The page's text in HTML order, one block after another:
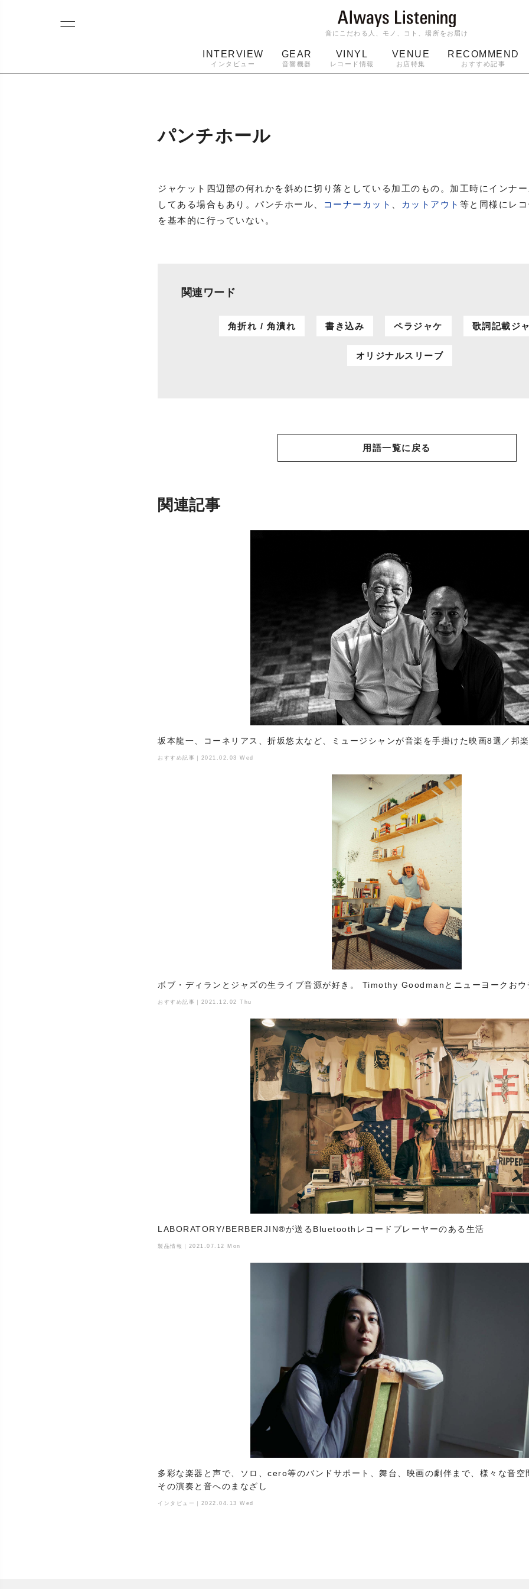
音にこだわる人、モノ、コト、場所をお届け
INTERVIEW
インタビュー
GEAR
音響機器
VINYL
レコード情報
VENUE
お店特集
RECOMMEND
おすすめ記事
パンチホール
ジャケット四辺部の何れかを斜めに切り落としている加工のもの。加工時にインナ
してある場合もあり。パンチホール、
コーナーカット カットアウト 等と同様にレ
を基本的に行っていない。
関連ワード
角折れ / 角潰れ 書き込み ペラジャケ 歌詞記載ジ
オリジナルスリーブ
用語一覧に戻る
関連記事
坂本龍一、コーネリアス、折坂悠太など、ミュージシャンが音楽を手掛けた映画8選／邦
おすすめ記事｜2021.02.03 Wed
ボブ・ディランとジャズの生ライブ音源が好き。 Timothy Goodmanとニューヨークおウ
おすすめ記事｜2021.12.02 Thu
LABORATORY/BERBERJIN®️が送るBluetoothレコードプレーヤーのある生活
製品情報｜2021.07.12 Mon
多彩な楽器と声で、ソロ、cero等のバンドサポート、舞台、映画の劇伴まで、様々な音
その演奏と音へのまなざし
インタビュー｜2022.04.13 Wed